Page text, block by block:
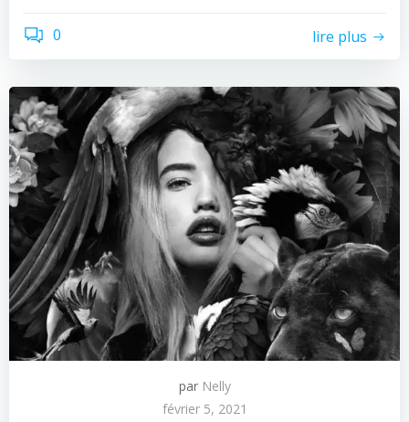
0 lire plus
par Nelly
février 5, 2021